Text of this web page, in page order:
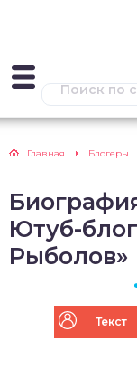
Главная Блогеры
Ютуб-
Рыболов»
Текст